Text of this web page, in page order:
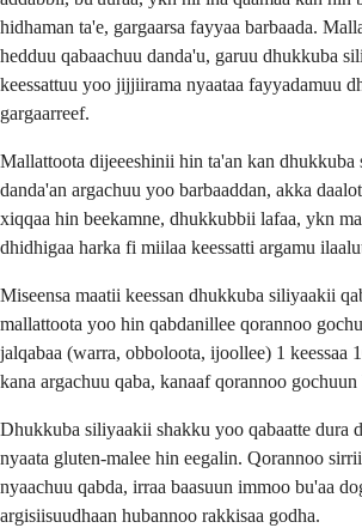
hidhaman ta'e, gargaarsa fayyaa barbaada.
hedduu qabaachuu danda'u, garuu dhukkuba
keessattuu yoo jijjiirama nyaataa fayyadamuu
gargaarreef.
Mallattoota dijeeeshinii hin ta'an kan dhukkuba
danda'an argachuu yoo barbaaddan, akka
xiqqaa hin beekamne, dhukkubbii lafaa, ykn
dhidhigaa harka fi miilaa keessatti argamu
Miseensa maatii keessan dhukkuba siliyaakii
mallattoota yoo hin qabdanillee qorannoo
jalqabaa (warra, obboloota, ijoollee) 1 keessaa
kana argachuu qaba, kanaaf qorannoo gochuun
Dhukkuba siliyaakii shakku yoo qabaatte dura
nyaata gluten-malee hin eegalin. Qorannoo
nyaachuu qabda, irraa baasuun immoo bu'aa
argisiisuudhaan hubannoo rakkisaa godha.